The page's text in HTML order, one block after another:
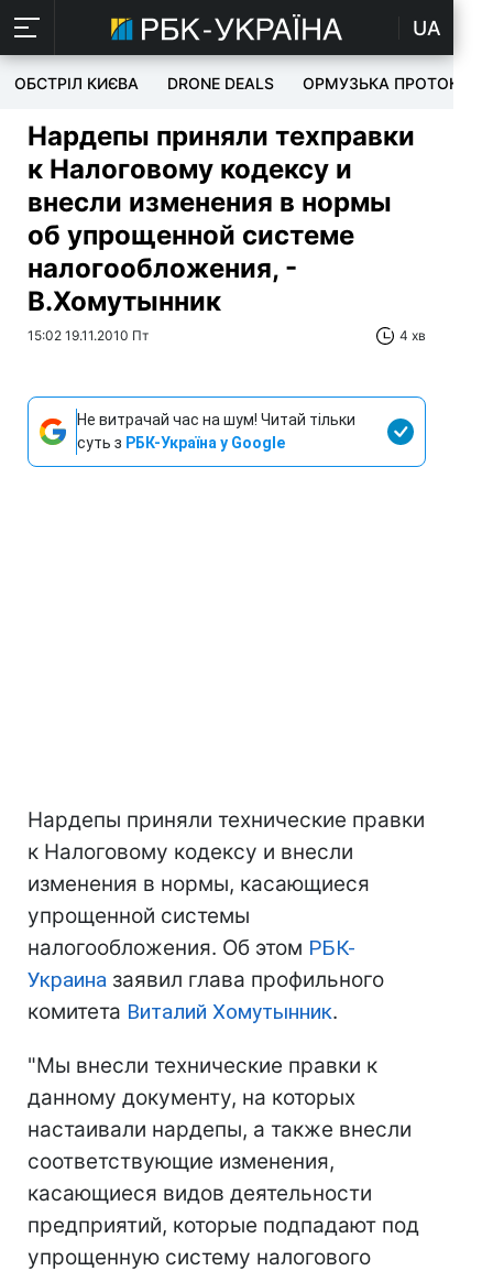
UA
ОБСТРІЛ КИЄВА DRONE DEALS ОРМУЗЬКА ПРОТОКА
Нардепы приняли техправки
к Налоговому кодексу и
внесли изменения в нормы
об упрощенной системе
налогообложения, -
В.Хомутынник
15:02 19.11.2010 Пт 4 хв
Не витрачай час на шум! Читай тільки
суть з РБК-Україна у Google
Нардепы приняли технические правки
к Налоговому кодексу и внесли
изменения в нормы, касающиеся
упрощенной системы
налогообложения. Об этом РБК-
Украина заявил глава профильного
комитета Виталий Хомутынник.
"Мы внесли технические правки к
данному документу, на которых
настаивали нардепы, а также внесли
соответствующие изменения,
касающиеся видов деятельности
предприятий, которые подпадают под
упрощенную систему налогового